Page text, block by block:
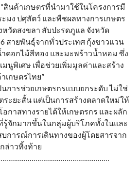
สินค้าเกษตรที่นำมาใช้ในโครงการมี
มง ปศุสัตว์ และพืชผลทางการเกษตร
หวัดสงขลา สับปะรดภูแล จังหวัด
สายพันธุ์จากทั่วประเทศ กุ้งขาวแวน
ดอกไม้สีทอง และมะพร้าวน้ำหอม ซึ่ง
นูพิเศษ เพื่อช่วยเพิ่มมูลค่าและสร้าง
เกษตรไทย”
การช่วยเกษตรกรแบบยกระดับ ไม่ใช่
ระยะสั้น แต่เป็นการสร้างตลาดใหม่ให้
อกาสทางรายได้ให้เกษตรกร และผลัก
รู้จักมากขึ้นในกลุ่มผู้บริโภคทั้งในและ
บการณ์การเดินทางของผู้โดยสารจาก
ล่าวทิ้งท้าย